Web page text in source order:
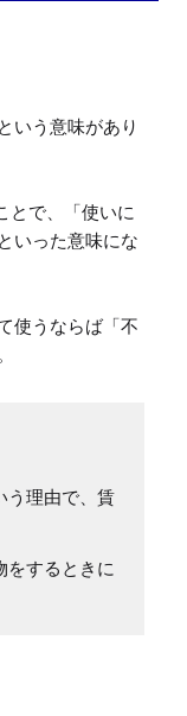
いう意味があり
で、「使いに
いった意味にな
使うならば「不
う理由で、賃
をするときに